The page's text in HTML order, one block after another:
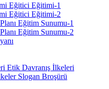
Eğitici Eğitimi-1
Eğitici Eğitimi-2
Eğitim Sunumu-1
Eğitim Sunumu-2
Etik Davranış İlkeleri
Slogan Broşürü